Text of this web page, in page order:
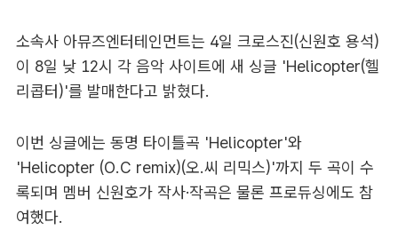
소속사 아뮤즈엔터테인먼트는 4일 크로스진(신원호 용석)
이 8일 낮 12시 각 음악 사이트에 새 싱글 'Helicopter(헬
리콥터)'를 발매한다고 밝혔다.
이번 싱글에는 동명 타이틀곡 'Helicopter'와
'Helicopter (O.C remix)(오.씨 리믹스)'까지 두 곡이 수
록되며 멤버 신원호가 작사·작곡은 물론 프로듀싱에도 참
여했다.